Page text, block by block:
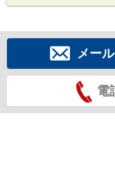
メー
電